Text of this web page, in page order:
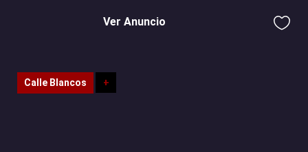
Ver Anuncio
Calle Blancos +